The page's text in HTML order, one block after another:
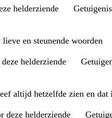
en steunende woorden
altijd hetzelfde zien en dat